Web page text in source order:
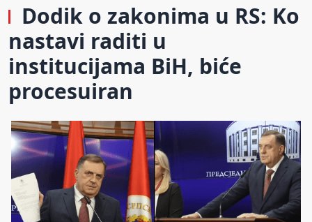
Dodik o zakonima u RS: Ko
nastavi raditi u
institucijama BiH, biće
procesuiran